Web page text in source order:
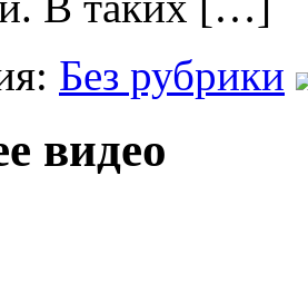
Без рубрики
видео